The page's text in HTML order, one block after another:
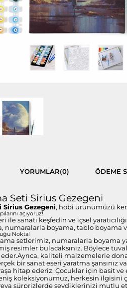
YORUMLAR(0) ÖDEME
Seti Sirius Gezegeni
Sirius Gezegeni, hobi ürünümüzü
açıyoruz!
ile sanatı keşfedin ve içsel
numaralarla boyama, tablo
Nokta!
setlerimiz, numaralarla boyama
resimler bulacaksınız. Böylece
kaliteli malzemelerle
bir sanat eseri yaratma şansınız
hitap ederiz. Çocuklar için basit ve
koleksiyonumuz, herkesin ilgisini
sürprizlerde sevdiklerinizi mutlu